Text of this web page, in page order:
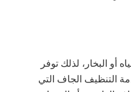
أو البخار، لذلك توفر
التنظيف الجاف التي